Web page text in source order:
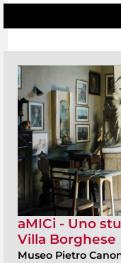
aMICi - Uno
Villa Borghese
Museo Pietro